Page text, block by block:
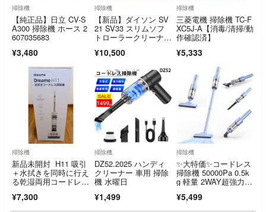
掃除機
【純正品】日立 CV-S
A300 掃除機 ホース 2
607035683
¥3,480
掃除機
【新品】ダイソン SV
21 SV33 スリムソフ
トローラークリーナー
¥10,500
掃除機
三菱電機 掃除機 TC-F
XC5J-A【消毒/清掃/動
作確認済】
¥5,333
掃除機
新品未開封 H11 吸引
＋水拭きを同時に行え
る乾湿両用コードレス
¥7,300
掃除機
DZ52.2025 ハンディ
クリーナー 車用 掃除
機 水曜日
¥1,499
掃除機
✨大特価✨コードレス
掃除機 50000Pa 0.5k
g 軽量 2WAY超強力吸
¥5,499